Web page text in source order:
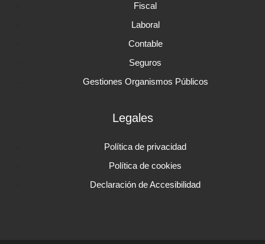
Fiscal
Laboral
Contable
Seguros
Gestiones Organismos Públicos
Legales
Política de privacidad
Política de cookies
Declaración de Accesibilidad